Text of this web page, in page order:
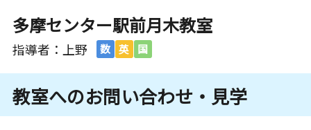
多摩センター駅前月木教室
指導者：上野 数 英 国
教室へのお問い合わせ・見学